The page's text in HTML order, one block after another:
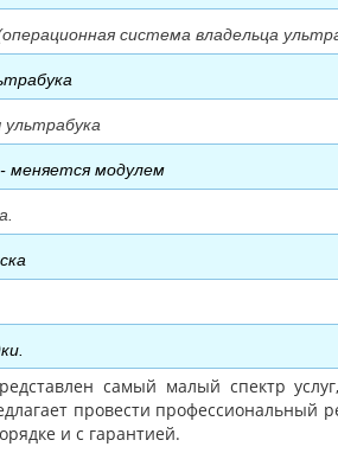
система владельца
меняется модулем
самый малый спектр
провести профессиональный
и с гарантией.